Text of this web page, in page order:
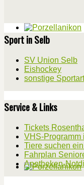
Sport in Selb
SV Union Selb
Eishockey
sonstige
Service & Links
Tickets
VHS-Programm
Tiere suchen
Fahrplan
Apotheken-